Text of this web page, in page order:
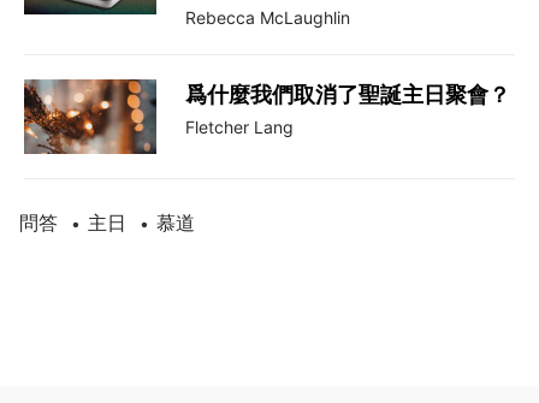
Rebecca McLaughlin
爲什麼我們取消了聖誕主日聚會？
Fletcher Lang
問答 • 主日 • 慕道